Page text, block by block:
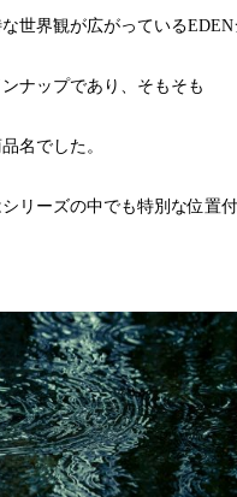
世界観が広がっているEDEN
ナップであり、そもそも
名でした。
リーズの中でも特別な位置